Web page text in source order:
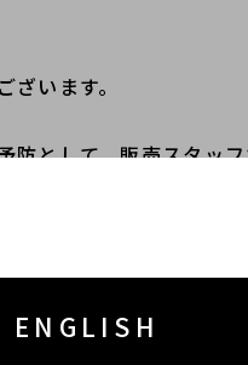
ENGLISH
います。
として、販売スタッ
ことと存じますが、
しくお願い申し上げま
です。